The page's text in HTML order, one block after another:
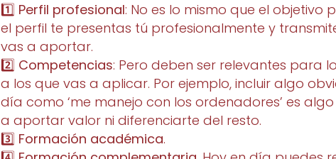
1️⃣ Perfil profesional: No es lo mismo que el objetivo
el perfil te presentas tú profesionalmente y
vas a aportar.
2️⃣ Competencias: Pero deben ser relevantes para
a los que vas a aplicar. Por ejemplo, incluir algo
día como ‘me manejo con los ordenadores’ es
a aportar valor ni diferenciarte del resto.
3️⃣ Formación académica.